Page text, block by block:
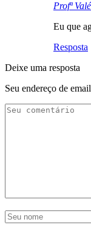
Profª
Eu que
Resposta
Deixe uma resposta
Seu endereço de